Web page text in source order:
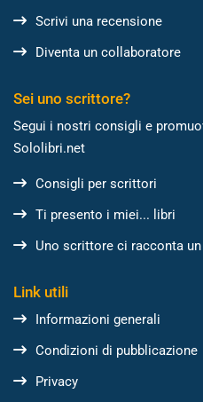
Scrivi una recensione
Diventa un collaboratore
Sei uno scrittore?
Segui i nostri consigli e
Sololibri.net
Consigli per scrittori
Ti presento i miei... libri
Uno scrittore ci racconta
Link utili
Informazioni generali
Condizioni di pubblicazione
Privacy